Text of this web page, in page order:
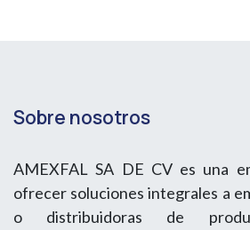
Sobre nosotros
AMEXFAL SA DE CV es una
ofrecer soluciones integrales a
o distribuidoras de